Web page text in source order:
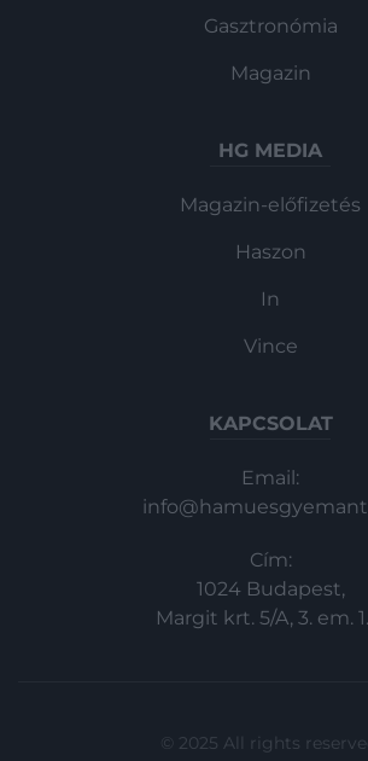
Gasztronómia
Magazin
HG MEDIA
Magazin-előfizetés
Haszon
In
Vince
KAPCSOLAT
Email:
Cím:
1024 Budapest,
Margit krt. 5/A, 3. em.
© 2025 All rights